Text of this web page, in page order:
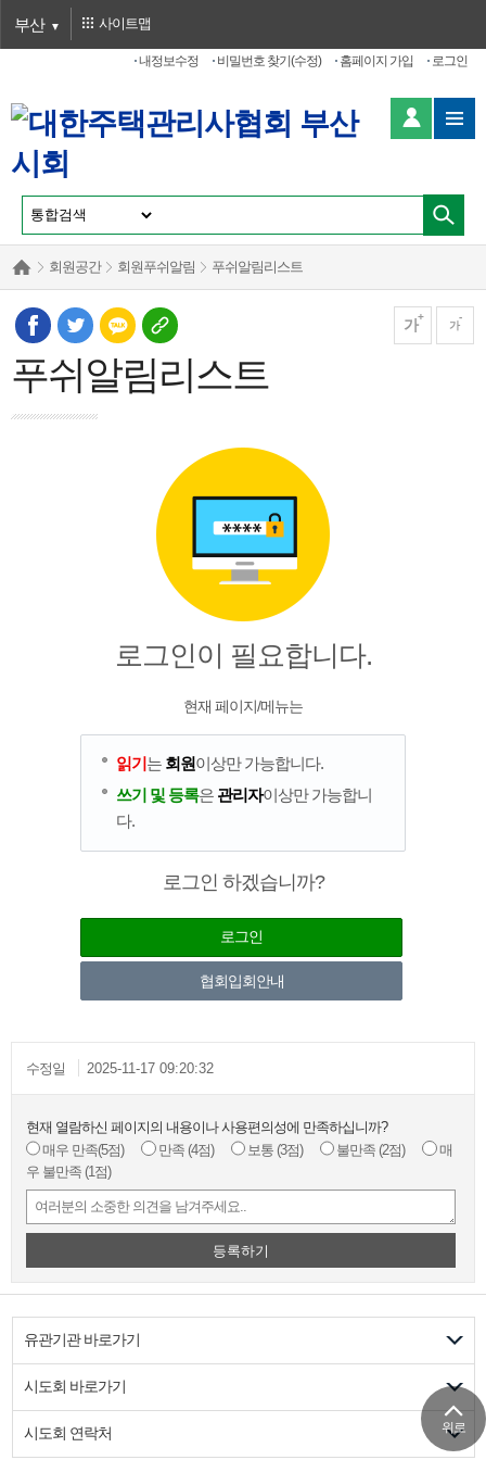
부산
로그인
홈페이지 가입
비밀번호 찾기(수정)
내정보수정
사이트맵
회원공간 회원푸쉬알림 푸쉬알림리스트
가 가
푸쉬알림리스트
로그인이 필요합니다.
현재 페이지/메뉴는
읽기는 회원이상만 가능합니다.
쓰기 및 등록은 관리자이상만 가능합니
다.
로그인 하겠습니까?
로그인
협회입회안내
수정일 2025-11-17 09:20:32
현재 열람하신 페이지의 내용이나 사용편의성에 만족하십니까?
매우 만족(5점) 만족 (4점) 보통 (3점) 불만족 (2점)
매
우 불만족 (1점)
등록하기
유관기관 바로가기
시도회 바로가기
시도회 연락처 위로